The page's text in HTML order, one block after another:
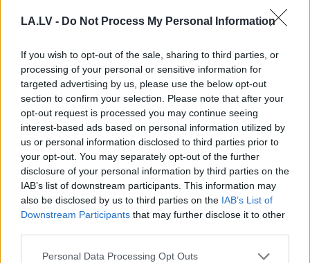
LA.LV - Do Not Process My Personal Information
If you wish to opt-out of the sale, sharing to third parties, or
processing of your personal or sensitive information for
targeted advertising by us, please use the below opt-out
section to confirm your selection. Please note that after your
opt-out request is processed you may continue seeing
interest-based ads based on personal information utilized by
us or personal information disclosed to third parties prior to
your opt-out. You may separately opt-out of the further
disclosure of your personal information by third parties on the
IAB’s list of downstream participants. This information may
also be disclosed by us to third parties on the IAB’s List of
Downstream Participants that may further disclose it to other
Please note that this website/app uses one or more Google
Personal Data Processing Opt Outs
Mūžu dzīvo, mūžu mācies!
Magone atklāj neparastu
veidu, kā salasīt meža
avenes
LASĪTĀKIE
Nosauktināvējošākie automobiļi uz
ceļiem: turam īkšķus, lai neatrodi sarakstā
savu auto
Bezdiploma, darba un izbijis slepkava!?
Vai tiešām jebkurš var kandidēt Saeimas
vēlēšanās, skaidro advokāts